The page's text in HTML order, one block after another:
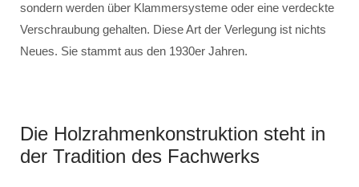
sondern werden über Klammersysteme oder eine verdeckte
Verschraubung gehalten. Diese Art der Verlegung ist nichts
Neues. Sie stammt aus den 1930er Jahren.
Die Holzrahmenkonstruktion steht in
der Tradition des Fachwerks